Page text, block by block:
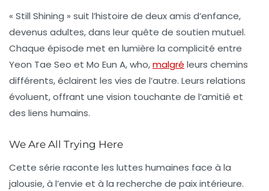
« Still Shining » suit l’histoire de deux amis d’enfance,
devenus adultes, dans leur quête de soutien mutuel.
Chaque épisode met en lumière la complicité entre
Yeon Tae Seo et Mo Eun A, who,malgré leurs chemins
différents, éclairent les vies de l’autre. Leurs relations
évoluent, offrant une vision touchante de l’amitié et
des liens humains.
We Are All Trying Here
Cette série raconte les luttes humaines face à la
jalousie, à l’envie et à la recherche de paix intérieure.